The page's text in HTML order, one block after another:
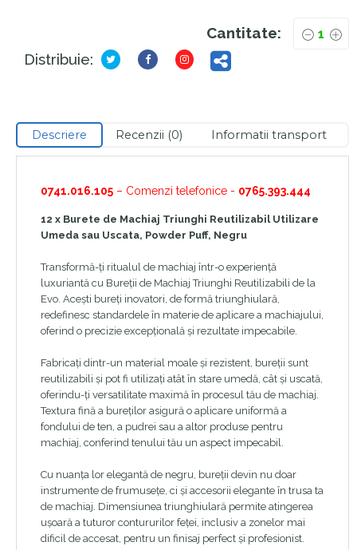
Cantitate:
Distribuie:
Descriere Recenzii (0) Informatii transport
0741.016.105 – Comenzi telefonice - 0765.393.444
12 x Burete de Machiaj Triunghi Reutilizabil Utilizare
Umeda sau Uscata, Powder Puff, Negru
Transformă-ți ritualul de machiaj într-o experiență
luxuriantă cu Bureții de Machiaj Triunghi Reutilizabili de la
Evo. Acești bureți inovatori, de formă triunghiulară,
redefinesc standardele în materie de aplicare a machiajului,
oferind o precizie excepțională și rezultate impecabile.
Fabricați dintr-un material moale și rezistent, bureții sunt
reutilizabili și pot fi utilizați atât în ​​stare umedă, cât și uscată,
oferindu-ți versatilitate maximă în procesul tău de machiaj.
Textura fină a bureților asigură o aplicare uniformă a
fondului de ten, a pudrei sau a altor produse pentru
machiaj, conferind tenului tău un aspect impecabil.
Cu nuanța lor elegantă de negru, bureții devin nu doar
instrumente de frumusețe, ci și accesorii elegante în trusa ta
de machiaj. Dimensiunea triunghiulară permite atingerea
ușoară a tuturor contururilor feței, inclusiv a zonelor mai
dificil de accesat, pentru un finisaj perfect și profesionist.